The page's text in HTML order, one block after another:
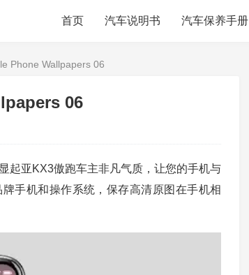
首页 汽车说明书 汽车保养手册
Phone Wallpapers 06
06
起亚KX3傲跑车主非凡气质，让您的手机与
手机和操作系统，保存高清原图在手机相